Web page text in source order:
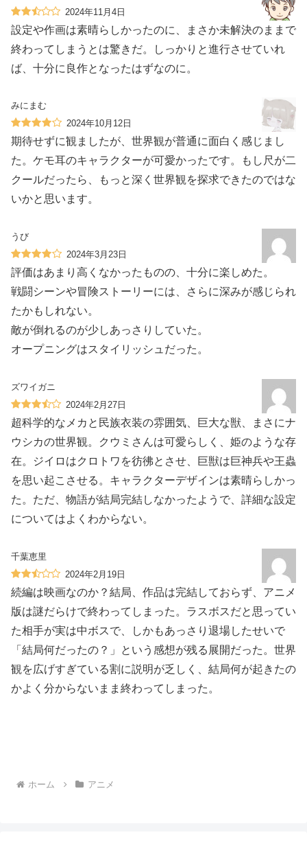
2024年11月4日
設定や作画は素晴らしかったのに、まさか未解決のままで
終わってしまうとは驚きだ。しっかりと進行させていれ
ば、十分に良作となったはずなのに。
みにまむ
2024年10月12日
期待せずに観ましたが、世界観が普通に面白く感じまし
た。ケモ耳のキャラクターが可愛かったです。もし尺が二
クールだったら、もっと深く世界観を探求できたのではな
いかと思います。
うび
2024年3月23日
評価はあまり高くなかったものの、十分に楽しめた。
戦闘シーンや冒険ストーリーには、さらに深みが感じられ
たかもしれない。
敵が倒れるのが少しあっさりしていた。
オープニングはスタイリッシュだった。
ズワイガニ
2024年2月27日
超科学的なメカと民族衣装の雰囲気、巨大な獣、まさにナ
ウシカの世界観。クウミさんは可愛らしく、姫のような存
在。ジイロはクロトワを彷彿とさせ、巨獣は巨神兵や王蟲
を思い起こさせる。キャラクターデザインは素晴らしかっ
た。ただ、物語が結局完結しなかったようで、詳細な設定
についてはよくわからない。
千葉恵里
2024年2月19日
続編は映画なのか？結局、作品は完結しておらず、アニメ
版は謎だらけで終わってしまった。ラスボスだと思ってい
た相手が実は中ボスで、しかもあっさり退場したせいで
「結局何だったの？」という感想が残る展開だった。世界
観を広げすぎている割に説明が乏しく、結局何が起きたの
かよく分からないまま終わってしまった。
ホーム アニメ